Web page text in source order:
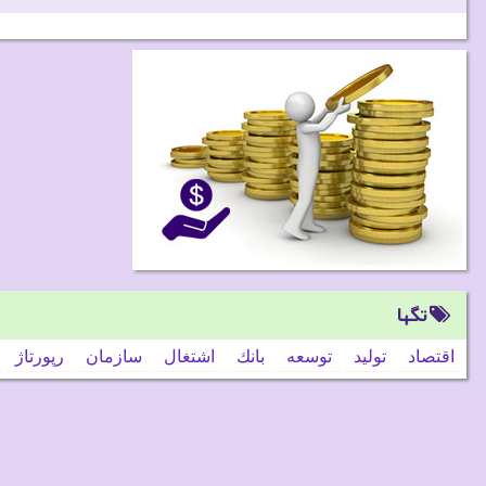
تگها
اقتصاد تولید توسعه بانك اشتغال سازمان رپورتاژ